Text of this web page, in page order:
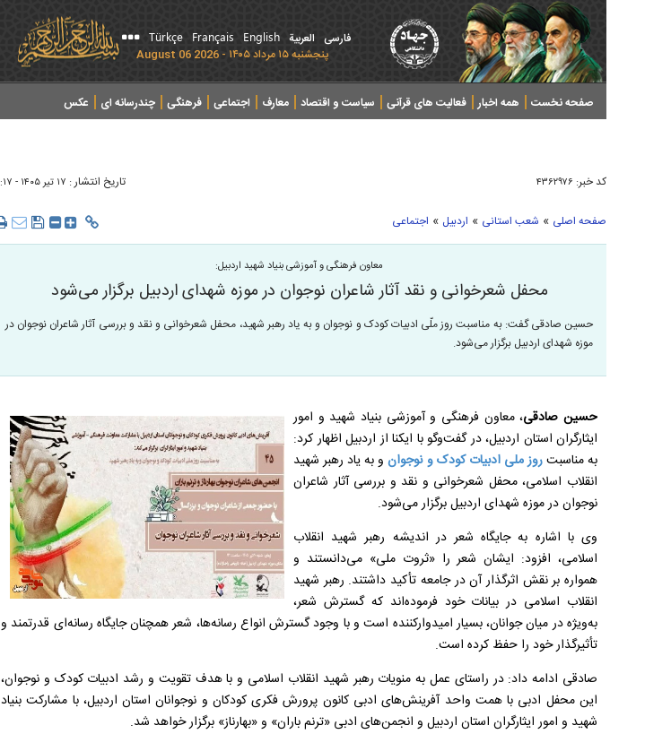
فارسی العربیة English
Français
Türkçe
پنجشنبه ۱۵ مرداد ۱۴۰۵ - 2026 August 06
صفحه نخست همه اخبار فعالیت های قرآنی سیاست و اقتصاد معارف اجتماعی فرهنگی چندرسانه ای عکس
کد خبر: ۴۳۶۲۹۷۶ تاریخ انتشار : ۱۷ تير ۱۴۰۵ - ۱۹:۱۷
صفحه اصلی » شعب استانی » اردبیل » اجتماعی
معاون فرهنگی و آموزشی بنیاد شهید اردبیل:
محفل شعرخوانی و نقد آثار شاعران نوجوان در موزه شهدای اردبیل برگزار می‌شود
حسین صادقی گفت: به مناسبت روز ملّی ادبیات کودک و نوجوان و به یاد رهبر شهید، محفل شعرخوانی و نقد و بررسی آثار شاعران نوجوان در
موزه شهدای اردبیل برگزار می‌شود.
حسین صادقی، معاون فرهنگی و آموزشی بنیاد شهید و امور
ایثارگران استان اردبیل، در گفت‌و‌گو با ایکنا از اردبیل اظهار کرد:
به مناسبتروز ملی ادبیات کودک و نوجوانو به یاد رهبر شهید
انقلاب اسلامی، محفل شعرخوانی و نقد و بررسی آثار شاعران
نوجوان در موزه شهدای اردبیل برگزار می‌شود.
وی با اشاره به جایگاه شعر در اندیشه رهبر شهید انقلاب
اسلامی، افزود: ایشان شعر را «ثروت ملی» می‌دانستند و
همواره بر نقش اثرگذار آن در جامعه تأکید داشتند. رهبر شهید
انقلاب اسلامی در بیانات خود فرموده‌اند که گسترش شعر،
به‌ویژه در میان جوانان، بسیار امیدوارکننده است و با وجود گسترش انواع رسانه‌ها، شعر همچنان جایگاه رسانه‌ای قدرتمند و
تأثیرگذار خود را حفظ کرده است.
صادقی ادامه داد: در راستای عمل به منویات رهبر شهید انقلاب اسلامی و با هدف تقویت و رشد ادبیات کودک و نوجوان،
این محفل ادبی با همت واحد آفرینش‌های ادبی کانون پرورش فکری کودکان و نوجوانان استان اردبیل، با مشارکت بنیاد
شهید و امور ایثارگران استان اردبیل و انجمن‌های ادبی «ترنم باران» و «بهارناز» برگزار خواهد شد.